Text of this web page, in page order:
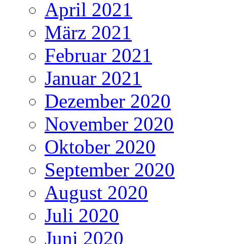
April 2021
März 2021
Februar 2021
Januar 2021
Dezember 2020
November 2020
Oktober 2020
September 2020
August 2020
Juli 2020
Juni 2020